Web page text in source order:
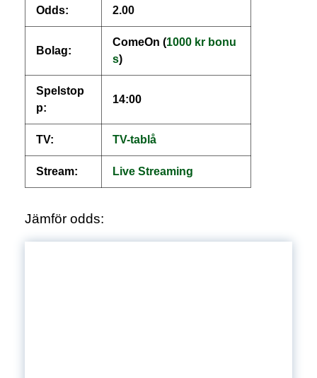
Odds: 2.00
Bolag:
ComeOn (1000 kr bonu
s)
Spelstop
p:
14:00
TV: TV-tablå
Stream: Live Streaming
Jämför odds: